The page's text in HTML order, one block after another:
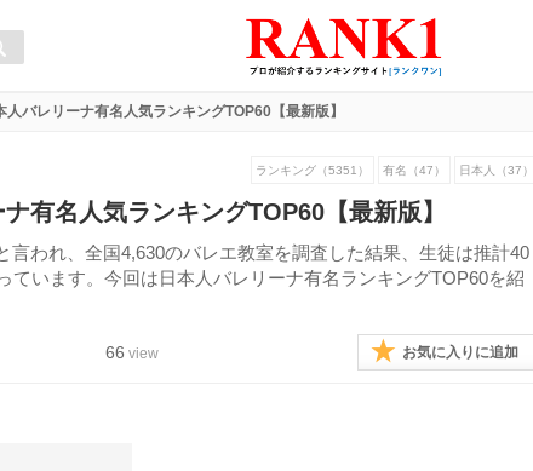
人バレリーナ有名人気ランキングTOP60【最新版】
ランキング（5351） 有名（47） 日本人（37）
有名人気ランキングTOP60【最新版】
言われ、全国4,630のバレエ教室を調査した結果、生徒は推計40
ています。今回は日本人バレリーナ有名ランキングTOP60を紹
66 view お気に入りに追加